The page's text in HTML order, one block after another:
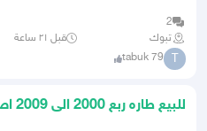
2
تبوك
قبل ٢١ ساعة
T
tabuk 79
للبيع طاره ربع 2000 الى 2009 اصلي وكاله